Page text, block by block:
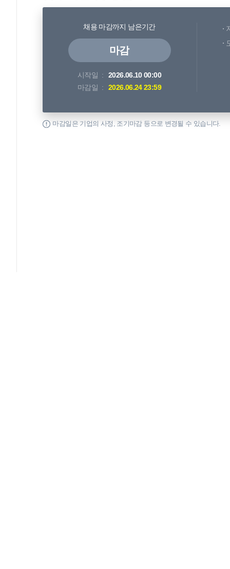
채용 마감까지 남은기간
마감
시작일
2026.06.10 00:00
마감일
2026.06.24 23:59
마감일은 기업의 사정, 조기마감 등으로 변경될 수 있습니다.